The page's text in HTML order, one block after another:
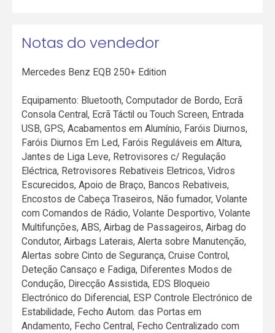
Notas do vendedor
Mercedes Benz EQB 250+ Edition
Equipamento: Bluetooth, Computador de Bordo, Ecrã
Consola Central, Ecrã Táctil ou Touch Screen, Entrada
USB, GPS, Acabamentos em Alumínio, Faróis Diurnos,
Faróis Diurnos Em Led, Faróis Reguláveis em Altura,
Jantes de Liga Leve, Retrovisores c/ Regulação
Eléctrica, Retrovisores Rebativeis Eletricos, Vidros
Escurecidos, Apoio de Braço, Bancos Rebativeis,
Encostos de Cabeça Traseiros, Não fumador, Volante
com Comandos de Rádio, Volante Desportivo, Volante
Multifunções, ABS, Airbag de Passageiros, Airbag do
Condutor, Airbags Laterais, Alerta sobre Manutenção,
Alertas sobre Cinto de Segurança, Cruise Control,
Deteção Cansaço e Fadiga, Diferentes Modos de
Condução, Direcção Assistida, EDS Bloqueio
Electrónico do Diferencial, ESP Controle Electrónico de
Estabilidade, Fecho Autom. das Portas em
Andamento, Fecho Central, Fecho Centralizado com